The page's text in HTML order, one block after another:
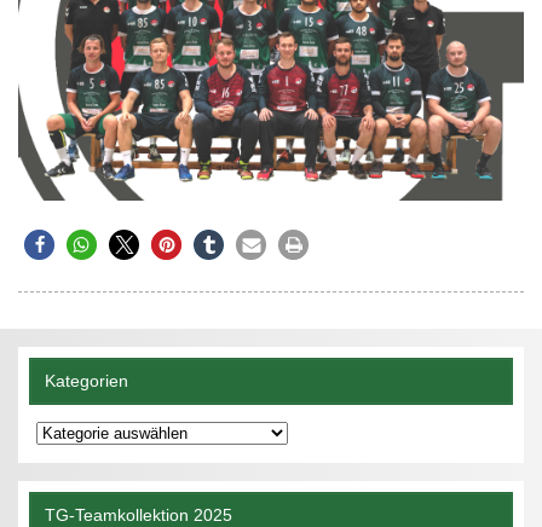
Kategorien
Kategorien
TG-Teamkollektion 2025